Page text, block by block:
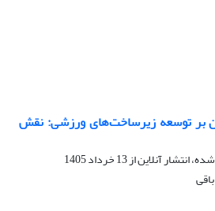
بر توسعه زیرساخت‌های ورزشی: نقش
انتشار آنلاین از13 خرداد 1405